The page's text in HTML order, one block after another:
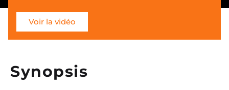
Voir la vidéo
Synopsis